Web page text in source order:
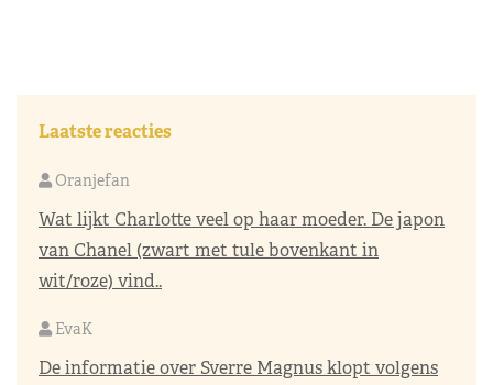
Laatste reacties
Oranjefan
Wat lijkt Charlotte veel op haar moeder. De japon
van Chanel (zwart met tule bovenkant in
wit/roze) vind..
EvaK
De informatie over Sverre Magnus klopt volgens